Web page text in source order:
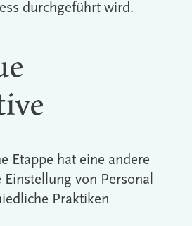
durchgeführt wird.
Etappe hat eine andere
von Personal
Praktiken